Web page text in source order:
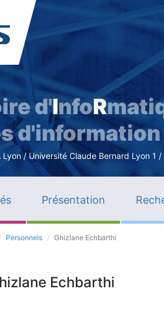
d'InfoR
d'information
Lyon / Université Claude Bernard Lyon 1
Présentation
Personnels Ghizlane Echbarthi
Echbarthi